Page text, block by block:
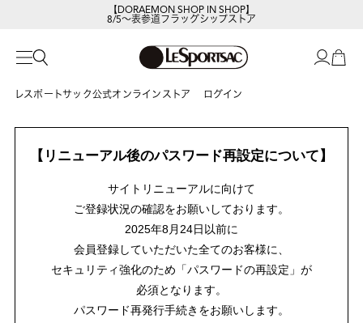
【DORAEMON SHOP IN SHOP】
8/5～表参道フラッグシップストア
レスポートサック公式オンラインストア ログイン
【リニューアル後のパスワード再設定について】
サイトリニューアルに向けて
ご登録状況の確認をお願いしております。
2025年8月24日以前に
会員登録していただいた全てのお客様に、
セキュリティ強化のため「パスワードの再設定」が
必須となります。
パスワード再発行手続きをお願いします。